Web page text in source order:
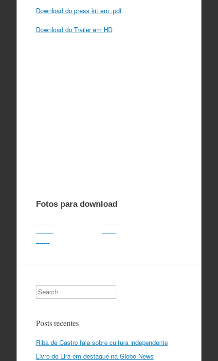
Download do press kit em .pdf
Download do Trailer em HD
Fotos para download
Search
Posts recentes
Riba de Castro fala sobre cultura independente
Livro do Lira em destaque na Globo News